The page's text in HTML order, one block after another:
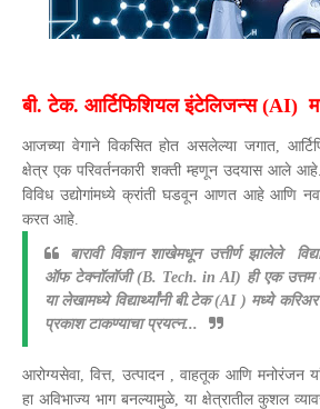
बी. टेक. आर्टिफिशियल इंटेलिजन्स (AI)
आजच्या वेगाने विकसित होत असलेल्या जगात,
क्षेत्र एक परिवर्तनकारी शक्ती म्हणून उदयास आले
विविध उद्योगांमध्ये क्रांती घडवून आणत आहे आणि
करत आहे.
बारावी विज्ञान शाखेमधून उत्तीर्ण झालेले
ऑफ टेक्नॉलॉजी (B. Tech. in AI) ही एक
या लेखामध्ये विद्यार्थ्यांनी बी.टेक (AI ) मध्ये
प्रकाश टाकण्याचा प्रयत्न...
आरोग्यसेवा, वित्त, उत्पादन , वाहतूक आणि मनोरंजन
हा अविभाज्य भाग बनल्यामुळे, या क्षेत्रातील कुशल